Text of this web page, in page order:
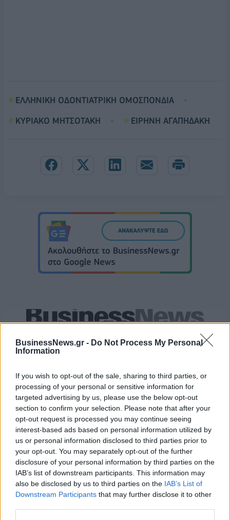
BusinessNews.gr - Do Not Process My Personal
Information
If you wish to opt-out of the sale, sharing to third parties, or
processing of your personal or sensitive information for
targeted advertising by us, please use the below opt-out
section to confirm your selection. Please note that after your
opt-out request is processed you may continue seeing
interest-based ads based on personal information utilized by
us or personal information disclosed to third parties prior to
your opt-out. You may separately opt-out of the further
disclosure of your personal information by third parties on the
IAB’s list of downstream participants. This information may
also be disclosed by us to third parties on the IAB’s List of
Downstream Participants that may further disclose it to other
ΕΛΛΗΝΙΚΗ ΟΔΟΝΤΙΑΤΡΙΚΗ ΟΜΟΣΠΟΝΔΙΑ
ΚΥΡΙΑΚΟ ΜΗΤΣΟΤΑΚΗ
ΕΙΡΗΝΗ ΑΓΑΠΗΔΑΚΗ
κάτι μεγάλο με την ιδιοκτησία
και τη διοίκηση»
Fourlis: Συμφωνία για την
πώληση συμμετοχής στο Sofia
South Ring Mall έναντι 49,35
εκατ. ευρώ
Β.Σ. Καρούλιας: Τζίρος 98,7 εκατ. ευρώ και αύξηση κερδών 57% - Τα
νέα στοιχήματα σε low & non alcohol
Χρηματοδότηση 8 εκατ. ευρώ
Media: Με ενίσχυση 8 εκατ.